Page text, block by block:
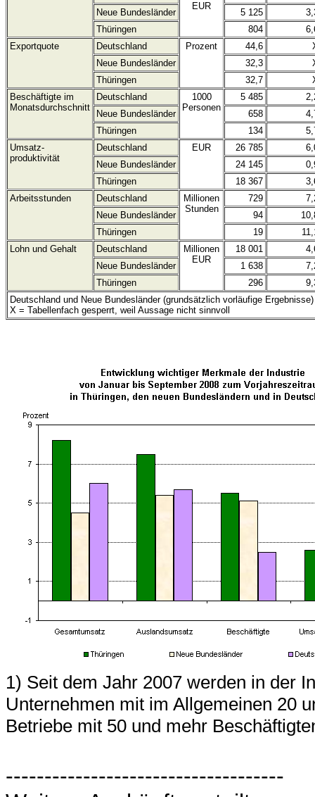
EUR
Neue Bundesländer
5 125
Thüringen
804
Exportquote
Deutschland Prozent 44,6
Neue Bundesländer
32,3
Thüringen
32,7
Beschäftigte im
Monatsdurchschnitt
Deutschland
1000
Personen
5 485
Neue Bundesländer
658
Thüringen
134
Umsatz-
produktivität
Deutschland EUR 26 785
Neue Bundesländer
24 145
Thüringen
18 367
Arbeitsstunden
Deutschland
Millionen
Stunden
729
Neue Bundesländer
94
Thüringen
19
Lohn und Gehalt
Deutschland
Millionen
EUR
18 001
Neue Bundesländer
1 638
Thüringen
296
Deutschland und Neue Bundesländer (grundsätzlich vorläufige Ergebnisse)
X = Tabellenfach gesperrt, weil Aussage nicht sinnvoll
1) Seit dem Jahr 2007 werden in der
Unternehmen mit im Allgemeinen 20
Betriebe mit 50 und mehr
------------------------------------